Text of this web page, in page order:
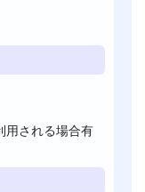
用される場合有